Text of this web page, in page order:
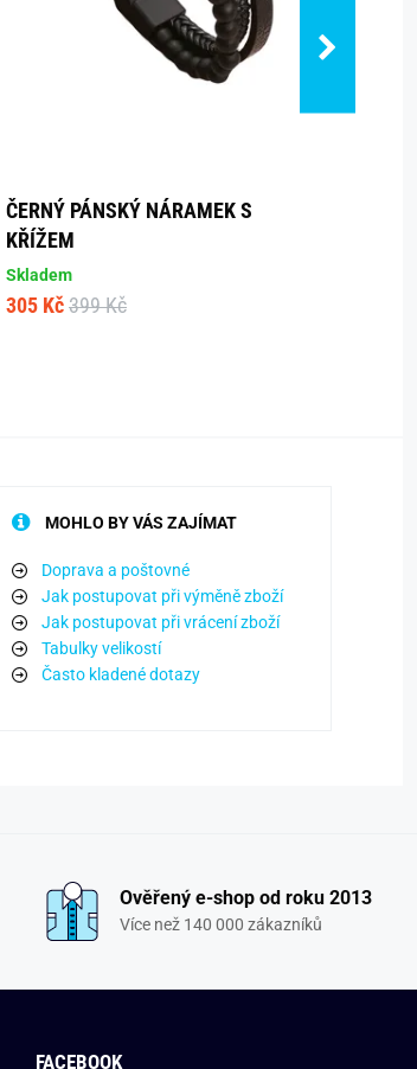
ČERNÝ PÁNSKÝ NÁRAMEK S
KŘÍŽEM
Skladem
305 Kč 399 Kč
MOHLO BY VÁS ZAJÍMAT
Doprava a poštovné
Jak postupovat při výměně zboží
Jak postupovat při vrácení zboží
Tabulky velikostí
Často kladené dotazy
Ověřený e-shop od roku 2013
Více než 140 000 zákazníků
FACEBOOK